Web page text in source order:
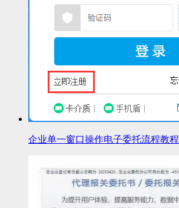
企业单一窗口操作电子委托流程教程